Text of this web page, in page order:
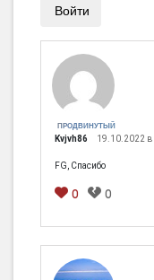
Войти
ПРОДВИНУТЫЙ
Kvjvh86 19.10.2022 в
FG, Спасибо
0 0